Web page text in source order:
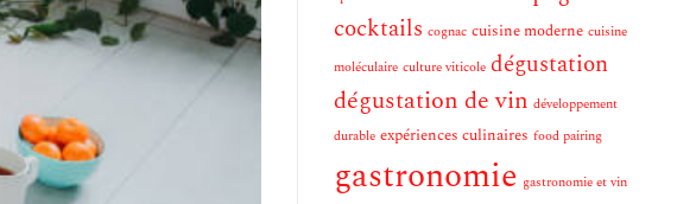
cocktails cognac cuisine moderne cuisine
moléculaire culture viticole dégustation
dégustation de vin développement
durable expériences culinaires food pairing
gastronomie gastronomie et vin